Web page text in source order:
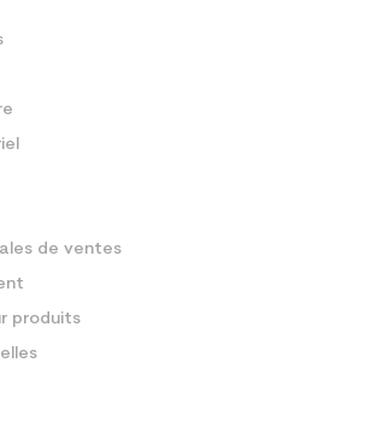
de ventes
produits